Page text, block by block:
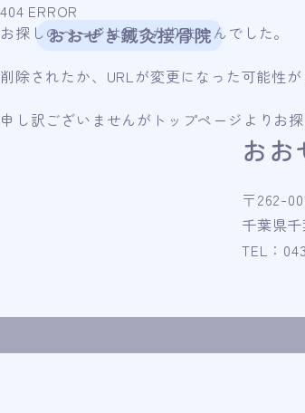
404 ERROR
お探しのページは見つかりませんでした。
削除されたか、URLが変更になった可能性が
申し訳ございませんがトップページよりお探
お
〒262-
千葉県
TEL：